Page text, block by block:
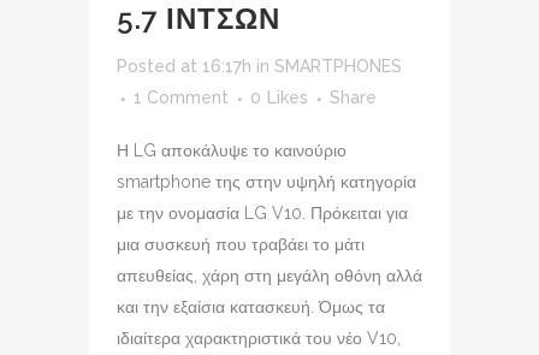
5.7 ΙΝΤΣΩΝ
Posted at 16:17h in SMARTPHONES
1 Comment
0 Likes Share
Η LG αποκάλυψε το καινούριο
smartphone της στην υψηλή κατηγορία
με την ονομασία LG V10. Πρόκειται για
μια συσκευή που τραβάει το μάτι
απευθείας, χάρη στη μεγάλη οθόνη αλλά
και την εξαίσια κατασκευή. Όμως τα
ιδιαίτερα χαρακτηριστικά του νέο V10,